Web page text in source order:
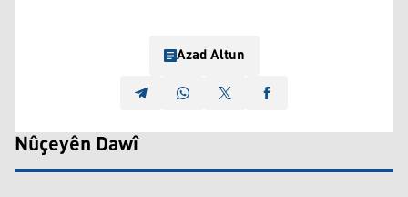
Azad Altun
Nûçeyên Dawî